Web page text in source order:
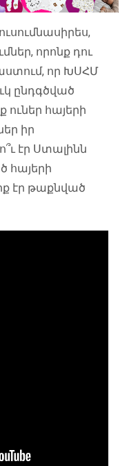
որոնք դու
որ ԽՍՀՄ
ընդգծված
հայերի
իր
էր Ստալինն
հայերի
էր թաքնված